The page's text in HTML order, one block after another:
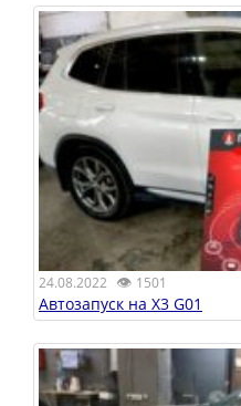
24.08.2022 👁 1501
Автозапуск на X3 G01